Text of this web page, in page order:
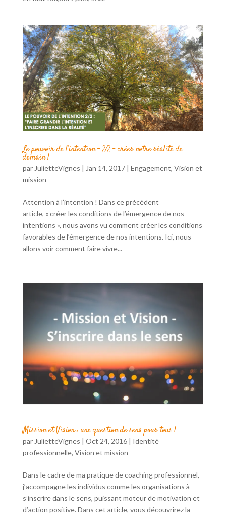
Le pouvoir de l’intention – 2/2 – créer notre réalité de
demain !
par JulietteVignes | Jan 14, 2017| Engagement, Vision et
mission
Attention à l’intention ! Dans ce précédent
article, « créer les conditions de l’émergence de nos
intentions », nous avons vu comment créer les conditions
favorables de l’émergence de nos intentions. Ici, nous
allons voir comment faire vivre...
Mission et Vision : une question de sens pour tous !
par JulietteVignes | Oct 24, 2016| Identité
professionnelle, Vision et mission
Dans le cadre de ma pratique de coaching professionnel,
j’accompagne les individus comme les organisations à
s’inscrire dans le sens, puissant moteur de motivation et
d’action positive. Dans cet article, vous découvrirez la